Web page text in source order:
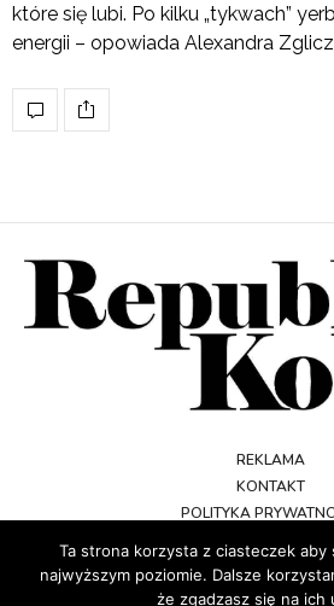
które się lubi. Po kilku „tykwach”
energii – opowiada Alexandra
REKLAMA
KONTAKT
POLITYKA
Ta strona korzysta z ciasteczek aby
najwyższym poziomie. Dalsze
że zgadzasz się na ich